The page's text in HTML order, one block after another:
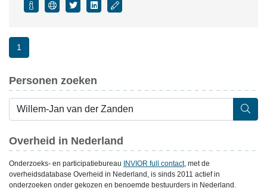
1
Personen zoeken
Overheid in Nederland
Onderzoeks- en participatiebureau INVIOR full contact, met de
overheidsdatabase Overheid in Nederland, is sinds 2011 actief in
onderzoeken onder gekozen en benoemde bestuurders in Nederland.